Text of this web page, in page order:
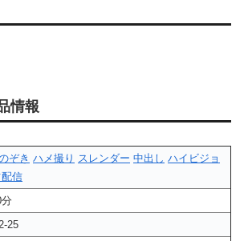
情報
ぞき ハメ撮り スレンダー 中出し ハイビジョ
信
25